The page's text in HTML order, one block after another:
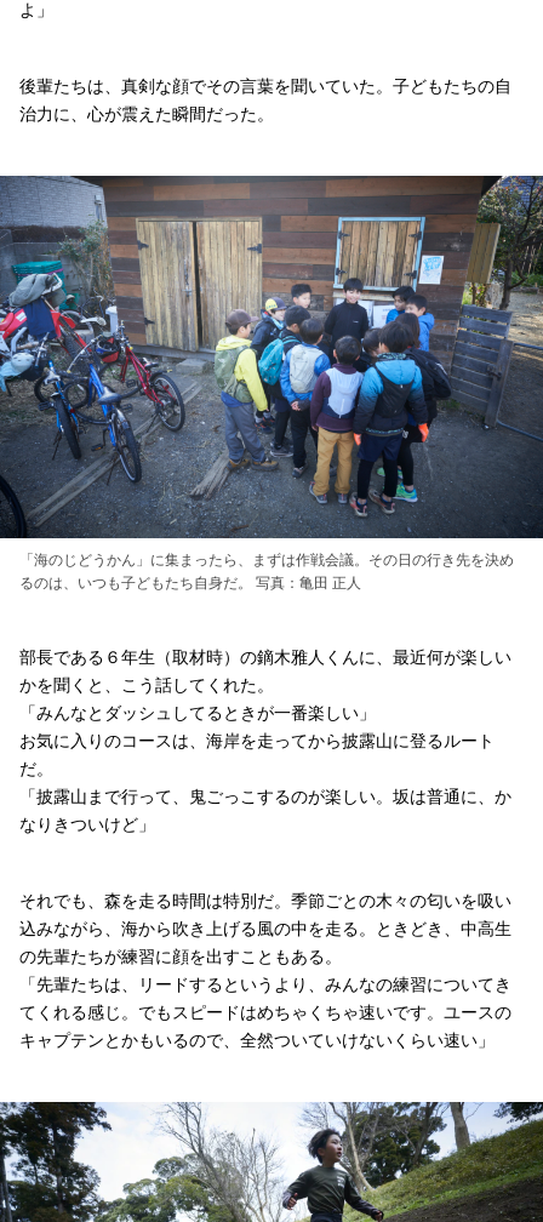
よ」
後輩たちは、真剣な顔でその言葉を聞いていた。子どもたちの自
治力に、心が震えた瞬間だった。
「海のじどうかん」に集まったら、まずは作戦会議。その日の行き先を決め
るのは、いつも子どもたち自身だ。 写真：亀田 正人
部長である６年生（取材時）の鏑木雅人くんに、最近何が楽しい
かを聞くと、こう話してくれた。
「みんなとダッシュしてるときが一番楽しい」
お気に入りのコースは、海岸を走ってから披露山に登るルート
だ。
「披露山まで行って、鬼ごっこするのが楽しい。坂は普通に、か
なりきついけど」
それでも、森を走る時間は特別だ。季節ごとの木々の匂いを吸い
込みながら、海から吹き上げる風の中を走る。ときどき、中高生
の先輩たちが練習に顔を出すこともある。
「先輩たちは、リードするというより、みんなの練習についてき
てくれる感じ。でもスピードはめちゃくちゃ速いです。ユースの
キャプテンとかもいるので、全然ついていけないくらい速い」